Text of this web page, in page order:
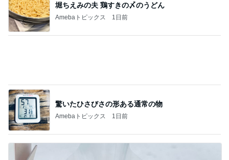
驚いたひさびさの形ある通常の物
Amebaトピックス 1日前